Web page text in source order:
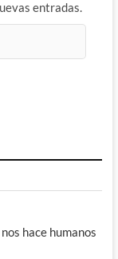
entradas.
hace humanos